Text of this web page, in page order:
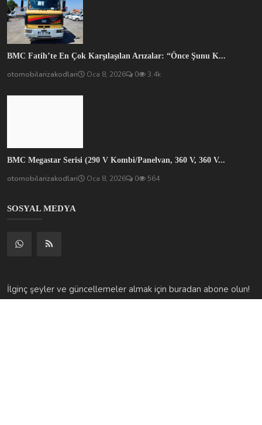
BMC Fatih’te En Çok Karşılaşılan Arızalar: “Önce Şunu K...
otomobilarizakodlari Oca 8, 2026 0 3.4k
BMC Megastar Serisi (290 V Kombi/Panelvan, 360 V, 360 V...
otomobilarizakodlari Oca 8, 2026 0 564
SOSYAL MEDYA
İlginç şeyler ve güncellemeler almak için buradan abone olun!